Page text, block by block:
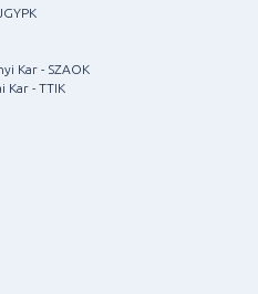
Kar - SZAOK
- TTIK